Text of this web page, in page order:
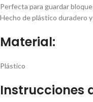
Perfecta para guardar
Hecho de plástico duradero
Material:
Plástico
Instrucciones